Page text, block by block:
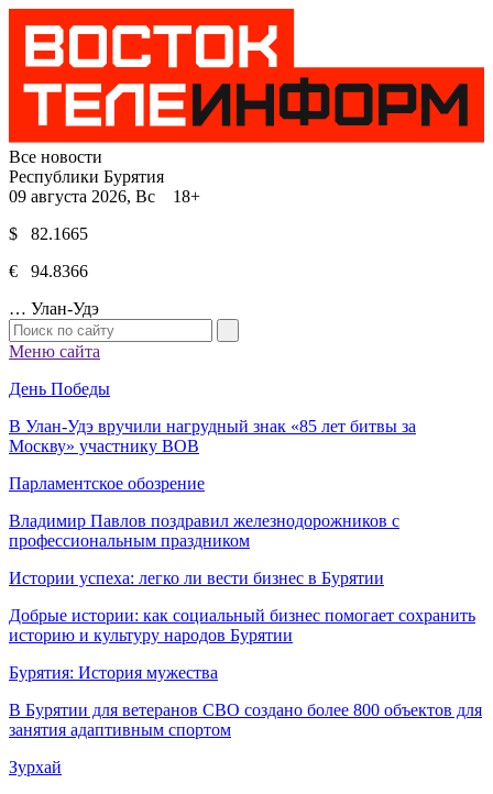
Все новости
Республики Бурятия
09 августа 2026, Вс 18+
$ 82.1665
€ 94.8366
… Улан-Удэ
Меню сайта
День Победы
В Улан-Удэ вручили нагрудный знак «85 лет битвы за
Москву» участнику ВОВ
Парламентское обозрение
Владимир Павлов поздравил железнодорожников с
профессиональным праздником
Истории успеха: легко ли вести бизнес в Бурятии
Добрые истории: как социальный бизнес помогает сохранить
историю и культуру народов Бурятии
Бурятия: История мужества
В Бурятии для ветеранов СВО создано более 800 объектов для
занятия адаптивным спортом
Зурхай